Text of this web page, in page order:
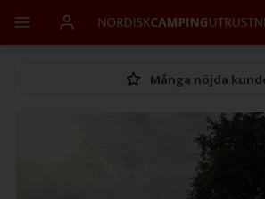
Många nöjda